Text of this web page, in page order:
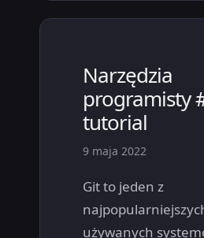
Narzędzia
programisty
tutorial
9 maja 2022
Git to jeden z
używanych